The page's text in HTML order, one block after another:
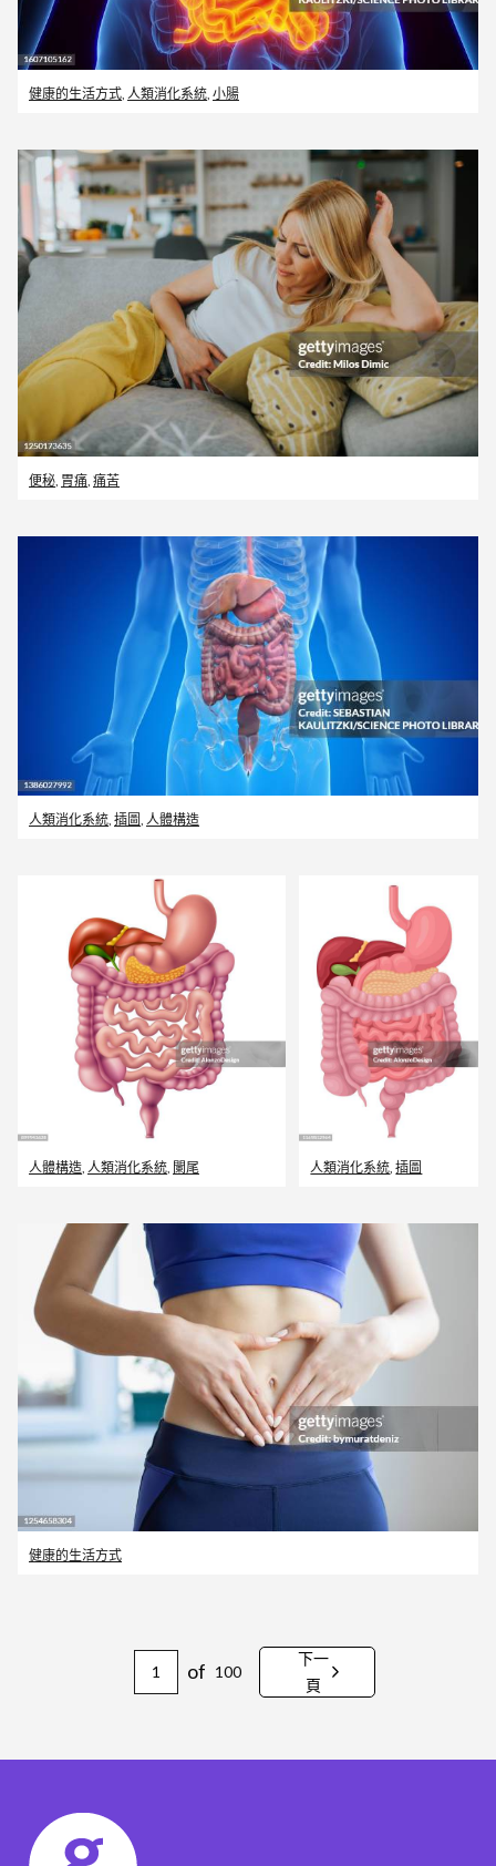
健康的生活方式 人類消化系統 小腸
便秘, 胃痛, 痛苦
人類消化系統, 插圖, 人體構造
人體構造, 人類消化系統, 闌尾 人類消化系統,插圖
健康的生活方式
of 100
下一
頁